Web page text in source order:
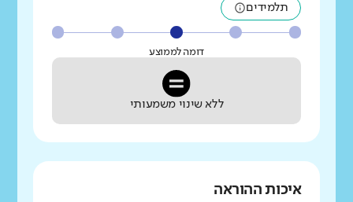
תלמידים
דומה לממוצע
ללא שינוי משמעותי
איכות ההוראה